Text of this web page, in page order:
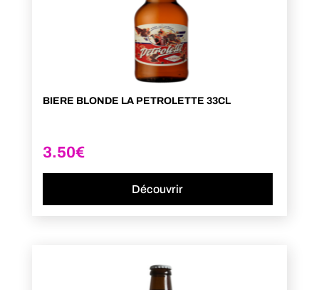
BIERE BLONDE LA PETROLETTE 33CL
3.50€
Découvrir